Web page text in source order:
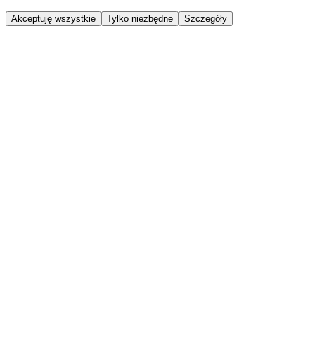
Akceptuję wszystkie Tylko niezbędne Szczegóły